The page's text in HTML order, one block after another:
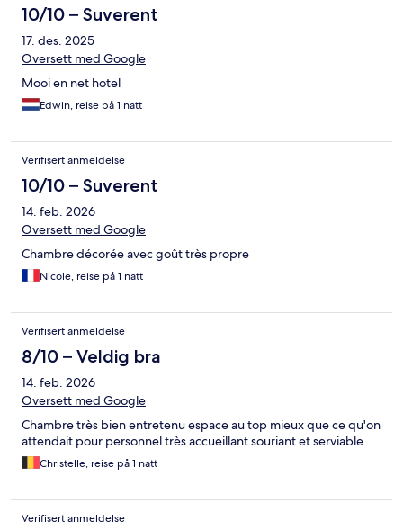
10/10 – Suverent
17. des. 2025
Oversett med Google
Mooi en net hotel
Edwin, reise på 1 natt
Verifisert anmeldelse
10/10 – Suverent
14. feb. 2026
Oversett med Google
Chambre décorée avec goût très propre
Nicole, reise på 1 natt
Verifisert anmeldelse
8/10 – Veldig bra
14. feb. 2026
Oversett med Google
Chambre très bien entretenu espace au top mieux que ce qu'on
attendait pour personnel très accueillant souriant et serviable
Christelle, reise på 1 natt
Verifisert anmeldelse